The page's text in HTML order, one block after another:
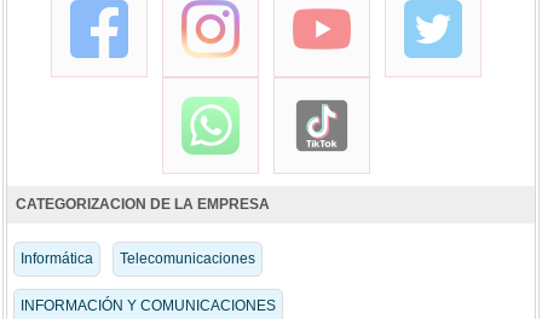
CATEGORIZACION DE LA EMPRESA
Informática Telecomunicaciones
INFORMACIÓN Y COMUNICACIONES